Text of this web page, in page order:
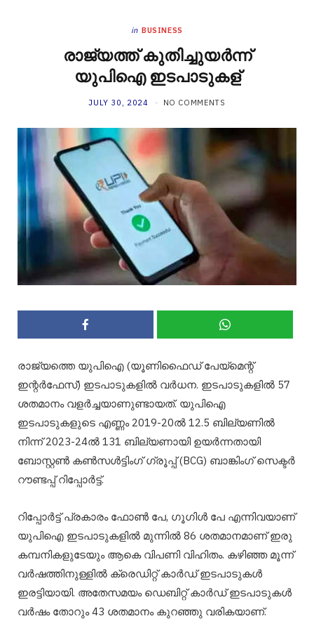
in BUSINESS
രാജ്യത്ത് കുതിച്ചുയര്‍ന്ന്
യുപിഐ ഇടപാടുകള്
JULY 30, 2024 NO COMMENTS
രാജ്യത്തെ യുപിഐ (യൂണിഫൈഡ് പേയ്മെന്റ്
ഇന്റര്‍ഫേസ്) ഇടപാടുകളില്‍ വര്‍ധന. ഇടപാടുകളില്‍ 57
ശതമാനം വളര്‍ച്ചയാണുണ്ടായത്. യുപിഐ
ഇടപാടുകളുടെ എണ്ണം 2019-20ല്‍ 12.5 ബില്യണില്‍
നിന്ന് 2023-24ല്‍ 131 ബില്യണായി ഉയര്‍ന്നതായി
ബോസ്റ്റണ്‍ കണ്‍സള്‍ട്ടിംഗ് ഗ്രൂപ്പ് (BCG) ബാങ്കിംഗ് സെക്ടര്‍
റൗണ്ടപ്പ് റിപ്പോര്‍ട്ട്.
റിപ്പോര്‍ട്ട് പ്രകാരം ഫോണ്‍ പേ, ഗൂഗിള്‍ പേ എന്നിവയാണ്
യുപിഐ ഇടപാടുകളില്‍ മുന്നില്‍ 86 ശതമാനമാണ് ഇരു
കമ്പനികളുടേയും ആകെ വിപണി വിഹിതം. കഴിഞ്ഞ മൂന്ന്
വര്‍ഷത്തിനുള്ളില്‍ ക്രെഡിറ്റ് കാര്‍ഡ് ഇടപാടുകള്‍
ഇരട്ടിയായി. അതേസമയം ഡെബിറ്റ് കാര്‍ഡ് ഇടപാടുകള്‍
വര്‍ഷം തോറും 43 ശതമാനം കുറഞ്ഞു വരികയാണ്.